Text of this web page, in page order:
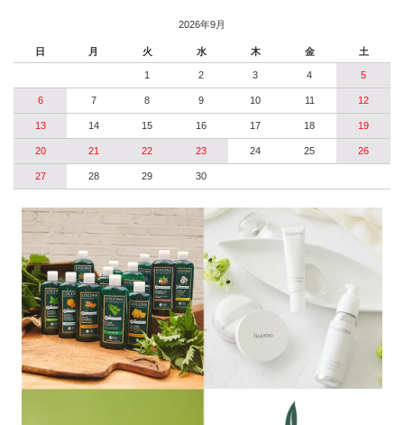
2026年9月
日 月 火 水 木 金 土
1 2 3 4 5
6 7 8 9 10 11 12
13 14 15 16 17 18 19
20 21 22 23 24 25 26
27 28 29 30